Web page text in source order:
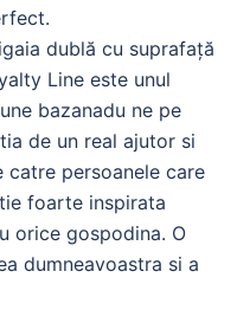
dublă cu suprafață
Line este unul
bazanadu ne pe
de un real ajutor si
persoanele care
foarte inspirata
orice gospodina. O
dumneavoastra si a